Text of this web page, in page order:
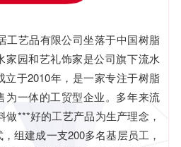
艺品有限公司坐落于中国树脂
园和艺礼饰家是公司旗下流水
于2010年，是一家专注于树脂
为一体的工贸型企业。多年来流
***好的工艺产品为生产理念，
组建成一支200多名基层员工，